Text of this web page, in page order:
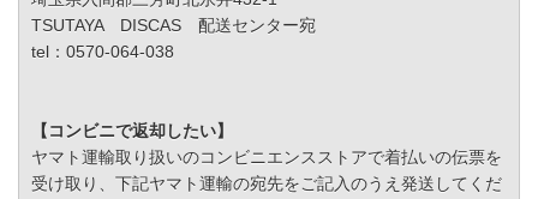
TSUTAYA DISCAS 配送センター宛
tel：0570-064-038
【コンビニで返却したい】
ヤマト運輸取り扱いのコンビニエンスストアで着払いの伝票を
受け取り、下記ヤマト運輸の宛先をご記入のうえ発送してくだ